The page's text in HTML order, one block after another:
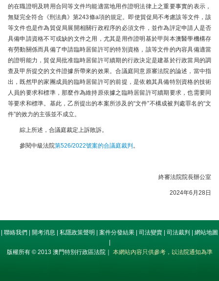
的在職證明及聘用合同等文件均能適當地用作證明法律上之重要事實的表示，
無疑完全符合《刑法典》第243條a項的規定。即使貿促局不考慮該等文件，該
等文件也是作為貿促局展開相關行政程序的必須文件，並作為評定申請人是否
具備申請資格不可或缺的文件之用，尤其是用作證明基於甲與本澳醫學機構存
有勞動關係而具備了申請臨時居留許可的特別資格，該等文件的內容具備適當
的證明能力，貿促局批准臨時居留許可續期的行政決定是建基於行政當局的調
查及甲所提交的文件證據所帶來的效果。合議庭同意原審法院的論述，當中指
出，既然甲的家團成員的臨時居留許可的前提，是依賴其具備特別資格的技術
人員的要求和標準，那麼作為維持原依據之臨時居留許可續期要求，也需要同
等要求和標準。基此，乙所提出的本案所涉及的“文件”不構成被判處罪名的“文
件”的效力的主張並不成立。
綜上所述，合議庭裁定上訴敗訴。
參閱中級法院第526/2022號案的合議庭裁判 。
終審法院院長辦公室
2024年6月28日
聯絡我們 開考消息 私隱政策聲明 案件分發結果 司法變賣 司法裁判
網站地圖
版權所有 © 2013 澳門特別行政區法院｜ 本網站內容只供參考，以法院通知為準